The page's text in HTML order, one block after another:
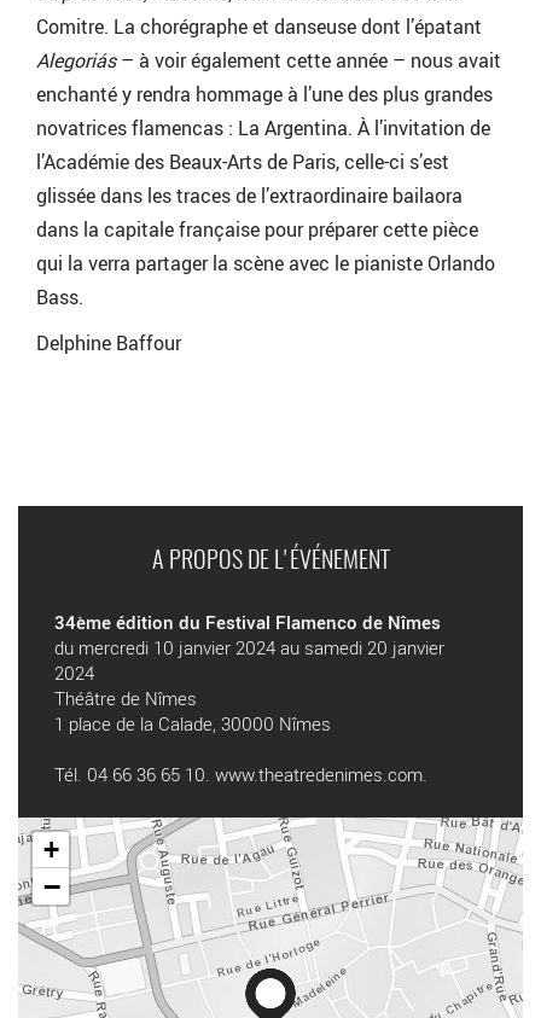
Comitre. La chorégraphe et danseuse dont l’épatant
Alegoriás– à voir également cette année – nous avait
enchanté y rendra hommage à l’une des plus grandes
novatrices flamencas : La Argentina. À l’invitation de
l’Académie des Beaux-Arts de Paris, celle-ci s’est
glissée dans les traces de l’extraordinaire bailaora
dans la capitale française pour préparer cette pièce
qui la verra partager la scène avec le pianiste Orlando
Bass.
Delphine Baffour
A PROPOS DE L'ÉVÉNEMENT
34ème édition du Festival Flamenco de Nîmes
du mercredi 10 janvier 2024 au samedi 20 janvier
2024
Théâtre de Nîmes
1 place de la Calade, 30000 Nîmes
Tél. 04 66 36 65 10. www.theatredenimes.com
+
−